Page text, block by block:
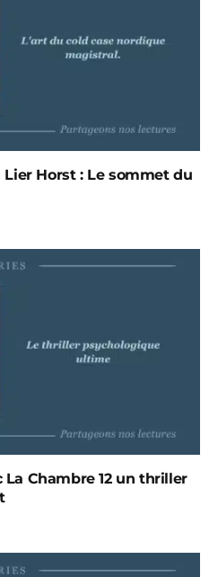
Lier Horst : Le sommet du
La Chambre 12 un thriller